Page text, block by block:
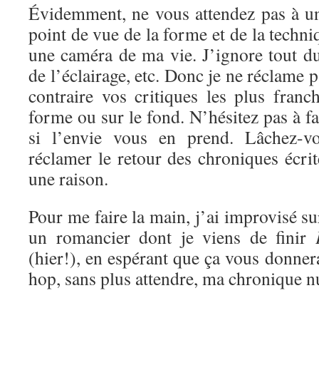
Évidemment, ne vous attendez pas à
point de vue de la forme et de la
une caméra de ma vie. J’ignore tout
de l’éclairage, etc. Donc je ne réclame
contraire vos critiques les plus
forme ou sur le fond. N’hésitez pas à
si l’envie vous en prend. Lâchez-
réclamer le retour des chroniques
une raison.
Pour me faire la main, j’ai improvisé
un romancier dont je viens de finir
(hier!), en espérant que ça vous
hop, sans plus attendre, ma chronique